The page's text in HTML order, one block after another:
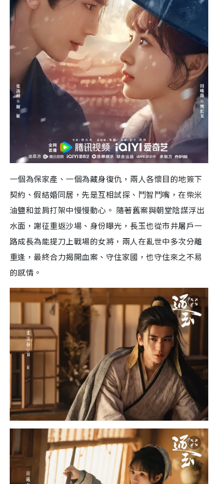
一個為保家產、一個為藏身復仇，兩人各懷目的地簽下
契約、假結婚同居，先是互相試探、鬥智鬥嘴，在柴米
油鹽和並肩打架中慢慢動心。 隨著舊案與朝堂陰謀浮出
水面，謝征重返沙場、身份曝光，長玉也從市井屠戶一
路成長為能提刀上戰場的女將，兩人在亂世中多次分離
重逢，最終合力揭開血案、守住家國，也守住來之不易
的感情。